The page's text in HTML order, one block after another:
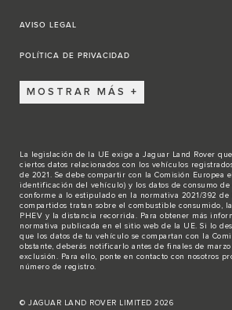
AVISO LEGAL
POLÍTICA DE PRIVACIDAD
MOSTRAR MÁS
La legislación de la UE exige a Jaguar Land Rover
ciertos datos relacionados con los vehículos
de 2021. Se debe compartir con la Comisión Europea
identificación del vehículo) y los datos de consumo
conforme a lo estipulado en la normativa 2021/392 de
compartidos tratan sobre el combustible consumido,
PHEV y la distancia recorrida. Para obtener más
normativa publicada en el sitio web de la UE . Si lo
que los datos de tu vehículo se compartan con la
obstante, deberás notificarlo antes de finales de
exclusión. Para ello, ponte en contacto con nosotros
número de registro.
© JAGUAR LAND ROVER LIMITED 2026